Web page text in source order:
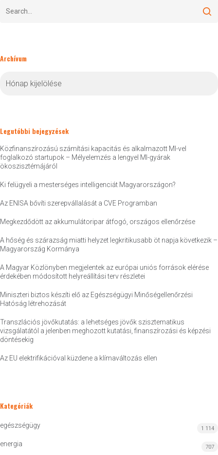
Archívum
Legutóbbi bejegyzések
Közfinanszírozású számítási kapacitás és alkalmazott MI-vel
foglalkozó startupok – Mélyelemzés a lengyel MI-gyárak
ökoszisztémájáról
Ki felügyeli a mesterséges intelligenciát Magyarországon?
Az ENISA bővíti szerepvállalását a CVE Programban
Megkezdődött az akkumulátoripar átfogó, országos ellenőrzése
A hőség és szárazság miatti helyzet legkritikusabb öt napja következik –
Magyarország Kormánya
A Magyar Közlönyben megjelentek az európai uniós források elérése
érdekében módosított helyreállítási terv részletei
Miniszteri biztos készíti elő az Egészségügyi Minőségellenőrzési
Hatóság létrehozását
Transzlációs jövőkutatás: a lehetséges jövők szisztematikus
vizsgálatától a jelenben meghozott kutatási, finanszírozási és képzési
döntésekig
Az EU elektrifikációval küzdene a klímaváltozás ellen
Kategóriák
egészségügy 1 114
energia 707